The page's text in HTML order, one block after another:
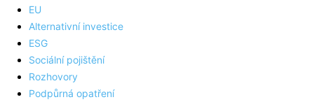
EU
Alternativní investice
ESG
Sociální pojištění
Rozhovory
Podpůrná opatření